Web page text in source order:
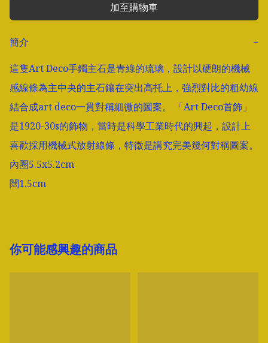
加至購物車
簡介
−
這隻Art Deco手鐲主石是青綠的琉璃，設計以硬朗的機械
感線條為主中央的主石鑲在突出高托上，強烈對比的粗幼線
結合成art deco一貫對稱細微的圖案。 「Art Deco首飾」
是1920-30s的飾物，當時是科學工業時代的興起，設計上
喜歡採用機械式放射線條，特徵是講究完美幾何對稱圖案。
內圈5.5x5.2cm
闊1.5cm
你可能感興趣的商品